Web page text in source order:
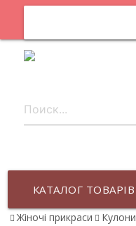
КАТАЛОГ ТОВАРІВ
Жіночі прикраси Кулони